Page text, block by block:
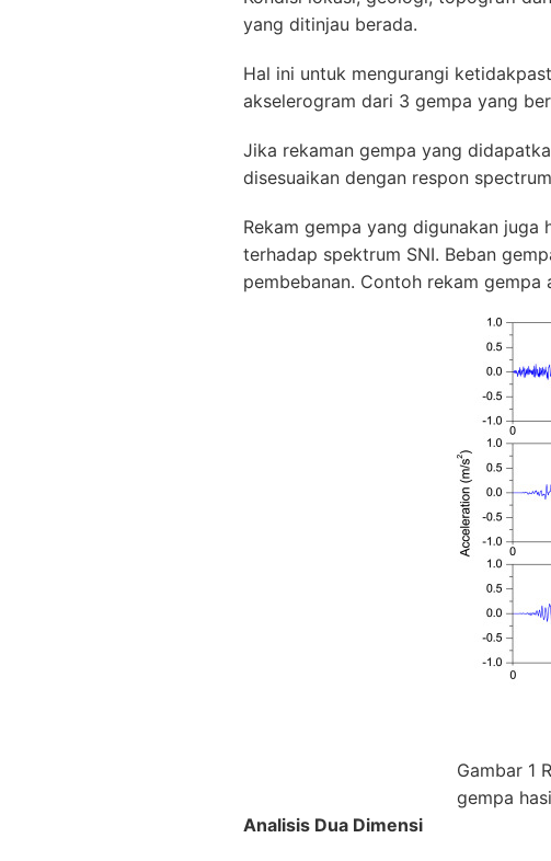
yang ditinjau berada.
Hal ini untuk mengurangi
akselerogram dari 3 gempa yang
Jika rekaman gempa yang
disesuaikan dengan respon
Rekam gempa yang digunakan
terhadap spektrum SNI. Beban
pembebanan. Contoh rekam
Gambar 1
gempa
Analisis Dua Dimensi